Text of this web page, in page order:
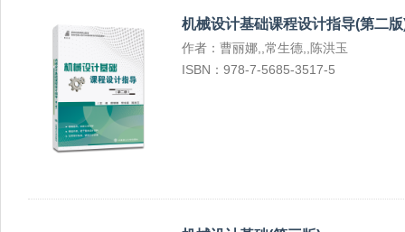
机械设计基础课程设计指导(第二
作者：曹丽娜,,常生德,,陈洪玉
ISBN：978-7-5685-3517-5